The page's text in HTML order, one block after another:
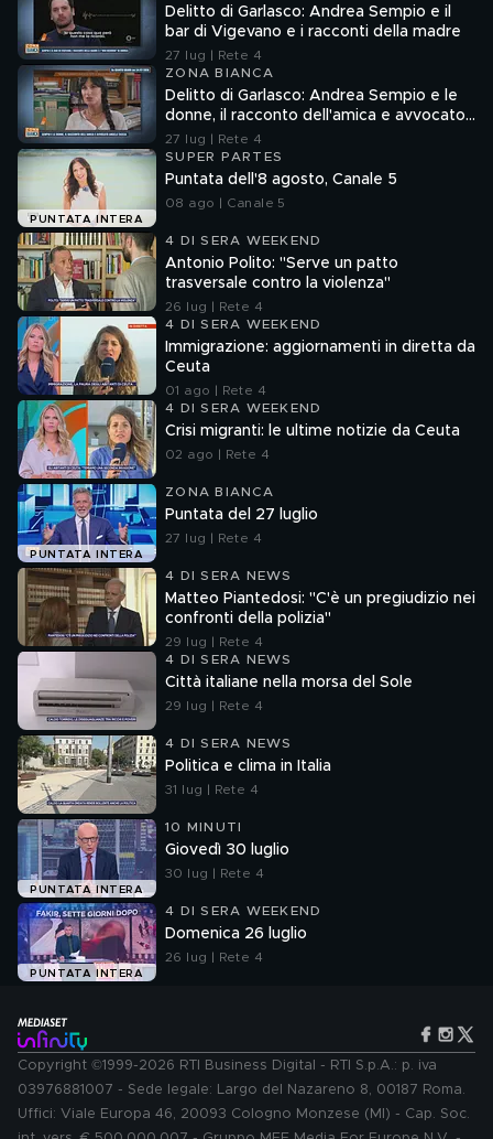
Delitto di Garlasco: Andrea Sempio e il
bar di Vigevano e i racconti della madre
27 lug | Rete 4
ZONA BIANCA
Delitto di Garlasco: Andrea Sempio e le
donne, il racconto dell'amica e avvocato
Angela Taccia
27 lug | Rete 4
PUNTATA INTERA
SUPER PARTES
Puntata dell'8 agosto, Canale 5
08 ago | Canale 5
4 DI SERA WEEKEND
Antonio Polito: "Serve un patto
trasversale contro la violenza"
26 lug | Rete 4
4 DI SERA WEEKEND
Immigrazione: aggiornamenti in diretta da
Ceuta
01 ago | Rete 4
4 DI SERA WEEKEND
Crisi migranti: le ultime notizie da Ceuta
02 ago | Rete 4
PUNTATA INTERA
ZONA BIANCA
Puntata del 27 luglio
27 lug | Rete 4
4 DI SERA NEWS
Matteo Piantedosi: "C'è un pregiudizio nei
confronti della polizia"
29 lug | Rete 4
4 DI SERA NEWS
Città italiane nella morsa del Sole
29 lug | Rete 4
4 DI SERA NEWS
Politica e clima in Italia
31 lug | Rete 4
PUNTATA INTERA
10 MINUTI
Giovedì 30 luglio
30 lug | Rete 4
PUNTATA INTERA
4 DI SERA WEEKEND
Domenica 26 luglio
26 lug | Rete 4
Copyright ©1999-2026 RTI Business Digital - RTI S.p.A.: p. iva
03976881007 - Sede legale: Largo del Nazareno 8, 00187 Roma.
Uffici: Viale Europa 46, 20093 Cologno Monzese (MI) - Cap. Soc.